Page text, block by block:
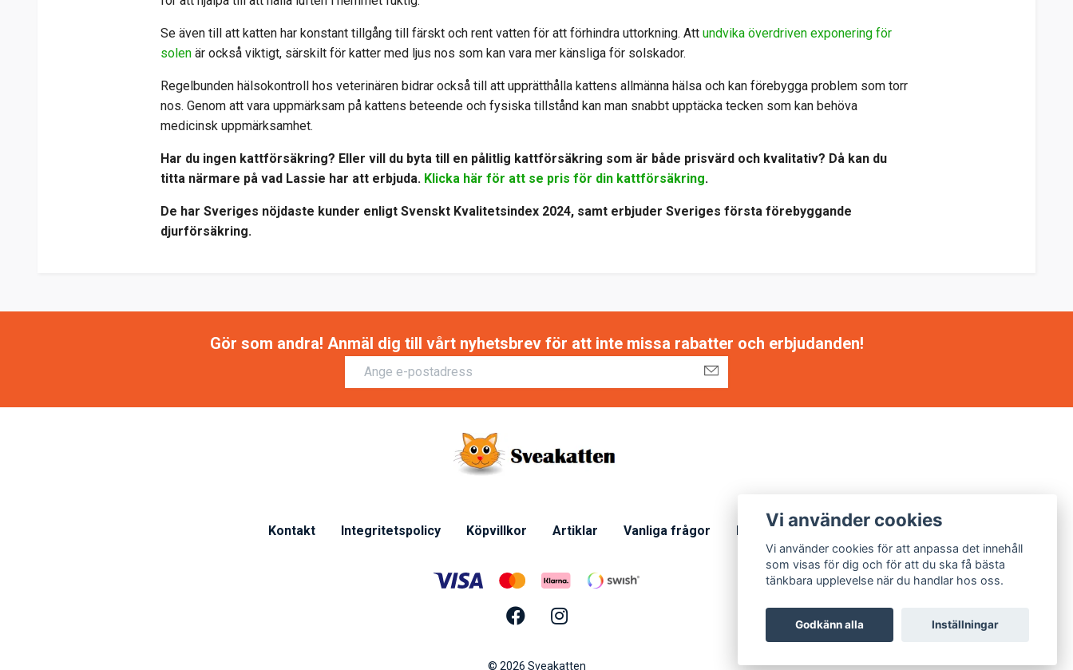
Se även till att katten har konstant tillgång till färskt och rent vatten för att förhindra uttorkning. Attundvika överdriven exponering för
solen är också viktigt, särskilt för katter med ljus nos som kan vara mer känsliga för solskador.
Regelbunden hälsokontroll hos veterinären bidrar också till att upprätthålla kattens allmänna hälsa och kan förebygga problem som torr
nos. Genom att vara uppmärksam på kattens beteende och fysiska tillstånd kan man snabbt upptäcka tecken som kan behöva
medicinsk uppmärksamhet.
Har du ingen kattförsäkring? Eller vill du byta till en pålitlig kattförsäkring som är både prisvärd och kvalitativ? Då kan du
titta närmare på vad Lassie har att erbjuda. Klicka här för att se pris för din kattförsäkring.
De harSveriges nöjdaste kunder enligt Svenskt Kvalitetsindex 2024, samt erbjuder Sveriges första förebyggande
djurförsäkring.
Gör som andra! Anmäl dig till vårt nyhetsbrev för att inte missa rabatter och erbjudanden!
Kontakt Integritetspolicy Köpvillkor Artiklar Vanliga frågor Miljöarbete
© 2026 Sveakatten
Vi använder cookies
Vi använder cookies för att anpassa det innehåll
som visas för dig och för att du ska få bästa
tänkbara upplevelse när du handlar hos oss.
Godkänn alla Inställningar